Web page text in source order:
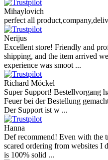
Mihaylovich
perfect all
Nerijus
Excellent store! Friendly and
shipping, and the item arrived
experience was smoot ...
Richard Möckel
Super Support! Bestellvorgang
Feuer bei der Bestellung
Der Support ist w ...
Hanna
Def recommend! Even with the
scared ordering from websites I
is 100% solid ...